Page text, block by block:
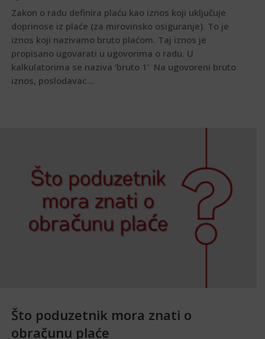
Zakon o radu definira plaću kao iznos koji uključuje
doprinose iz plaće (za mirovinsko osiguranje). To je
iznos koji nazivamo bruto plaćom. Taj iznos je
propisano ugovarati u ugovorima o radu. U
kalkulatorima se naziva ‘bruto 1’ Na ugovoreni bruto
iznos, poslodavac...
Što poduzetnik mora znati o
obračunu plaće